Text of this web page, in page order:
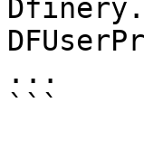
...
```